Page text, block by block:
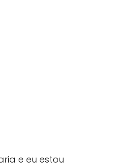
e eu estou